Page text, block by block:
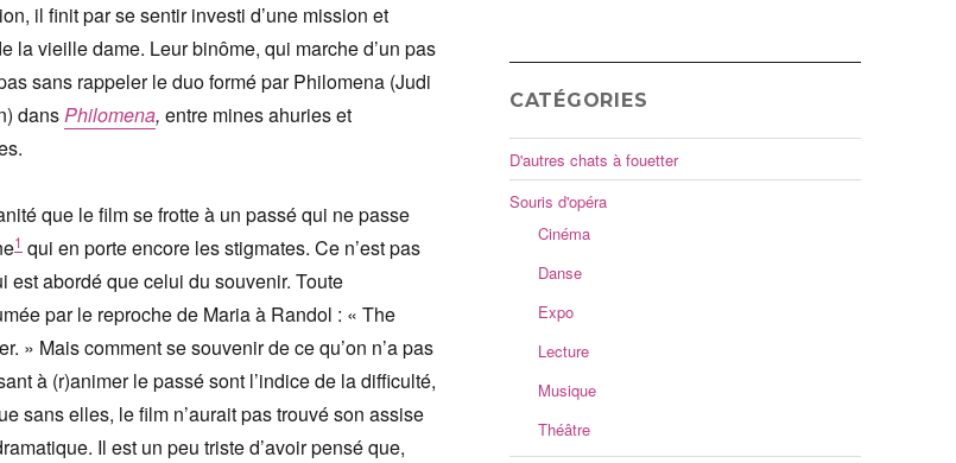
il finit par se sentir investi d’une mission et
la vieille dame. Leur binôme, qui marche d’un pas
sans rappeler le duo formé par Philomena (Judi
dansPhilomena, entre mines ahuries et
que le film se frotte à un passé qui ne passe
1qui en porte encore les stigmates. Ce n’est pas
est abordé que celui du souvenir. Toute
par le reproche de Maria à Randol : « The
» Mais comment se souvenir de ce qu’on n’a pas
à (r)animer le passé sont l’indice de la difficulté,
sans elles, le film n’aurait pas trouvé son assise
Il est un peu triste d’avoir pensé que,
CATÉGORIES
D'autres chats à fouetter
Souris d'opéra
Cinéma
Danse
Expo
Lecture
Musique
Théâtre